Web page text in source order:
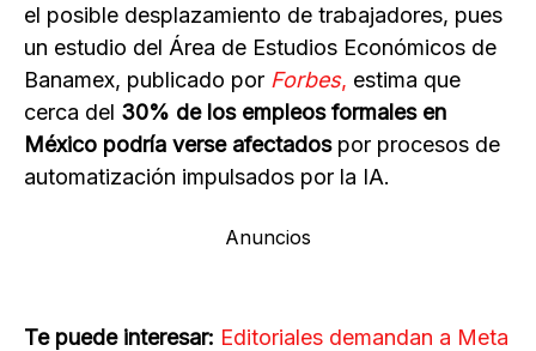
el posible desplazamiento de trabajadores, pues
un estudio del Área de Estudios Económicos de
Banamex, publicado por Forbes, estima que
cerca del 30% de los empleos formales en
México podría verse afectados por procesos de
automatización impulsados por la IA.
Anuncios
Te puede interesar: Editoriales demandan a Meta